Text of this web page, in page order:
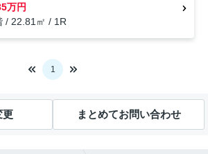
万円
/ 22.81㎡ / 1R
1
更 まとめてお問い合わせ